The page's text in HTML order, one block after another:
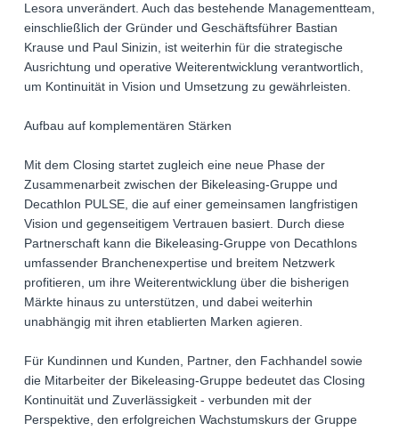
Lesora unverändert. Auch das bestehende Managementteam,
einschließlich der Gründer und Geschäftsführer Bastian
Krause und Paul Sinizin, ist weiterhin für die strategische
Ausrichtung und operative Weiterentwicklung verantwortlich,
um Kontinuität in Vision und Umsetzung zu gewährleisten.
Aufbau auf komplementären Stärken
Mit dem Closing startet zugleich eine neue Phase der
Zusammenarbeit zwischen der Bikeleasing-Gruppe und
Decathlon PULSE, die auf einer gemeinsamen langfristigen
Vision und gegenseitigem Vertrauen basiert. Durch diese
Partnerschaft kann die Bikeleasing-Gruppe von Decathlons
umfassender Branchenexpertise und breitem Netzwerk
profitieren, um ihre Weiterentwicklung über die bisherigen
Märkte hinaus zu unterstützen, und dabei weiterhin
unabhängig mit ihren etablierten Marken agieren.
Für Kundinnen und Kunden, Partner, den Fachhandel sowie
die Mitarbeiter der Bikeleasing-Gruppe bedeutet das Closing
Kontinuität und Zuverlässigkeit - verbunden mit der
Perspektive, den erfolgreichen Wachstumskurs der Gruppe